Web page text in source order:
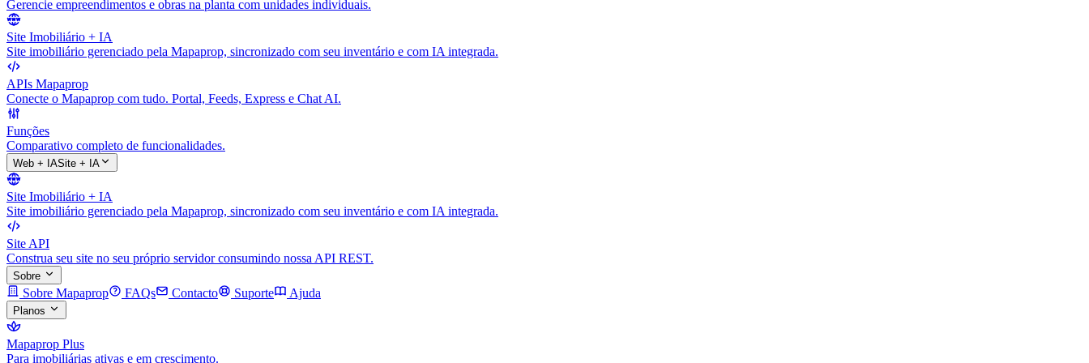
Gerencie empreendimentos e obras na planta com unidades individuais.
Site Imobiliário + IA
Site imobiliário gerenciado pela Mapaprop, sincronizado com seu inventário e com IA integrada.
APIs Mapaprop
Conecte o Mapaprop com tudo. Portal, Feeds, Express e Chat AI.
Funções
Comparativo completo de funcionalidades.
Web + IASite + IA
Site Imobiliário + IA
Site imobiliário gerenciado pela Mapaprop, sincronizado com seu inventário e com IA integrada.
Site API
Construa seu site no seu próprio servidor consumindo nossa API REST.
Sobre
Sobre Mapaprop FAQs Contacto Suporte Ajuda
Planos
Mapaprop Plus
Para imobiliárias ativas e em crescimento.